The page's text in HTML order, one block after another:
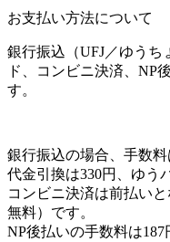
お支払い方法について
銀行振込（UFJ／ゆうち
ド、コンビニ決済、NP
す。
銀行振込の場合、手数料
代金引換は330円、ゆう
コンビニ決済は前払い
無料）です。
NP後払いの手数料は187